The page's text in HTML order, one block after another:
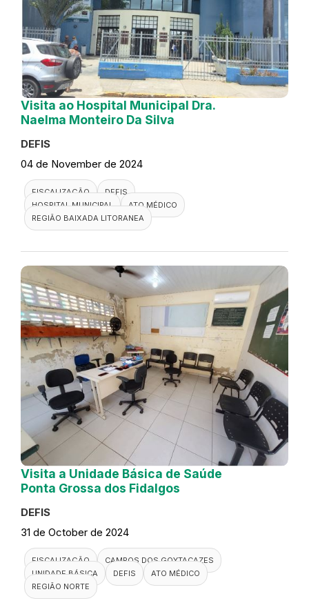
Visita ao Hospital Municipal Dra.
Naelma Monteiro Da Silva
DEFIS
04 de November de 2024
FISCALIZAÇÃO
DEFIS
HOSPITAL MUNICIPAL
ATO MÉDICO
REGIÃO BAIXADA LITORANEA
Visita a Unidade Básica de Saúde
Ponta Grossa dos Fidalgos
DEFIS
31 de October de 2024
FISCALIZAÇÃO
CAMPOS DOS GOYTACAZES
UNIDADE BÁSICA
DEFIS
ATO MÉDICO
REGIÃO NORTE